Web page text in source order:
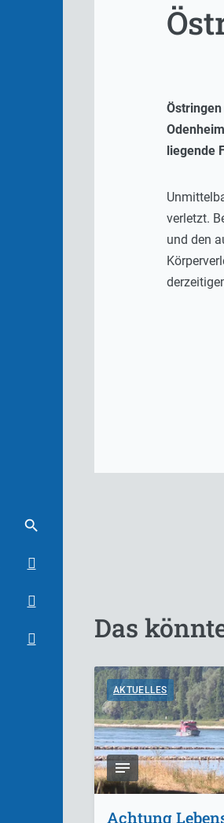
liegende
verletzt.
und den
Das
AKTUELLES
Achtung